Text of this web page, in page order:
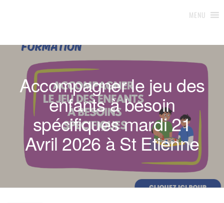
Pôle d'appui et ressources
MENU
Accompagner le jeu des
enfants à besoin
spécifiques mardi 21
Avril 2026 à St Etienne